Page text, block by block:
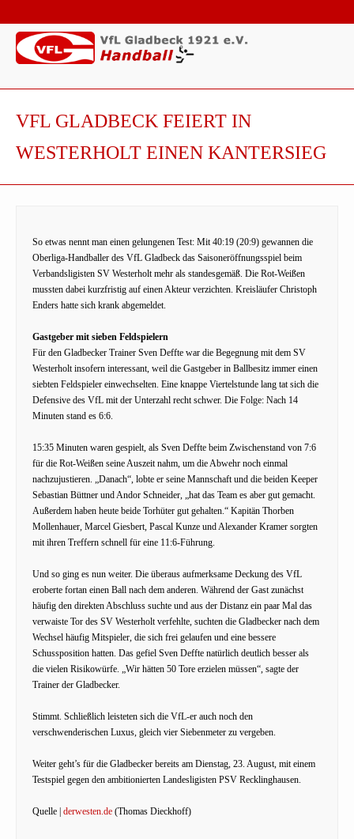
VFL GLADBECK FEIERT IN
WESTERHOLT EINEN KANTERSIEG
So etwas nennt man einen gelungenen Test: Mit 40:19 (20:9) gewannen die
Oberliga-Handballer des VfL Gladbeck das Saisoneröffnungsspiel beim
Verbandsligisten SV Westerholt mehr als standesgemäß. Die Rot-Weißen
mussten dabei kurzfristig auf einen Akteur verzichten. Kreisläufer Christoph
Enders hatte sich krank abgemeldet.
Gastgeber mit sieben Feldspielern
Für den Gladbecker Trainer Sven Deffte war die Begegnung mit dem SV
Westerholt insofern interessant, weil die Gastgeber in Ballbesitz immer einen
siebten Feldspieler einwechselten. Eine knappe Viertelstunde lang tat sich die
Defensive des VfL mit der Unterzahl recht schwer. Die Folge: Nach 14
Minuten stand es 6:6.
15:35 Minuten waren gespielt, als Sven Deffte beim Zwischenstand von 7:6
für die Rot-Weißen seine Auszeit nahm, um die Abwehr noch einmal
nachzujustieren. „Danach“, lobte er seine Mannschaft und die beiden Keeper
Sebastian Büttner und Andor Schneider, „hat das Team es aber gut gemacht.
Außerdem haben heute beide Torhüter gut gehalten.“ Kapitän Thorben
Mollenhauer, Marcel Giesbert, Pascal Kunze und Alexander Kramer sorgten
mit ihren Treffern schnell für eine 11:6-Führung.
Und so ging es nun weiter. Die überaus aufmerksame Deckung des VfL
eroberte fortan einen Ball nach dem anderen. Während der Gast zunächst
häufig den direkten Abschluss suchte und aus der Distanz ein paar Mal das
verwaiste Tor des SV Westerholt verfehlte, suchten die Gladbecker nach dem
Wechsel häufig Mitspieler, die sich frei gelaufen und eine bessere
Schussposition hatten. Das gefiel Sven Deffte natürlich deutlich besser als
die vielen Risikowürfe. „Wir hätten 50 Tore erzielen müssen“, sagte der
Trainer der Gladbecker.
Stimmt. Schließlich leisteten sich die VfL-er auch noch den
verschwenderischen Luxus, gleich vier Siebenmeter zu vergeben.
Weiter geht’s für die Gladbecker bereits am Dienstag, 23. August, mit einem
Testspiel gegen den ambitionierten Landesligisten PSV Recklinghausen.
Quelle | derwesten.de (Thomas Dieckhoff)